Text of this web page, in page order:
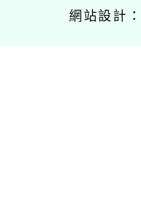
網站設計